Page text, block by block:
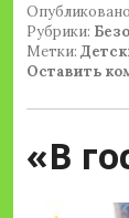
Опубликовано
Рубрики:
Метки:
Оставить
«В